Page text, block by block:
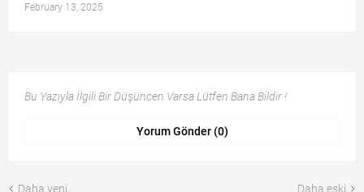
February 13, 2025
Bu Yazıyla İlgili Bir Düşüncen Varsa Lütfen Bana Bildir !
Yorum Gönder (0)
Daha yeni Daha eski